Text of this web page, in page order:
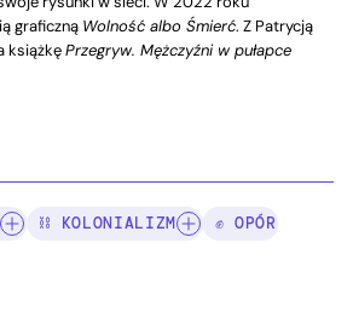
graficzną Wolność albo Śmierć. Z Patrycją
książkęPrzegryw. Mężczyźni w pułapce
⛓️ KOLONIALIZM
✊ OPÓR